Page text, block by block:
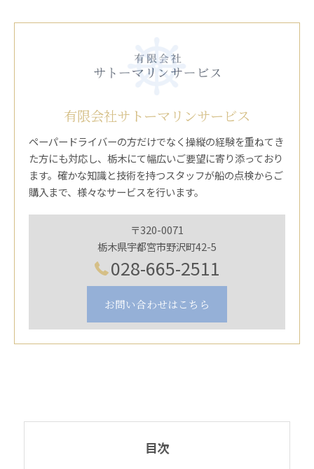
有限会社サトーマリンサービス
ペーパードライバーの方だけでなく操縦の経験を重ねてき
た方にも対応し、栃木にて幅広いご要望に寄り添っており
ます。確かな知識と技術を持つスタッフが船の点検からご
購入まで、様々なサービスを行います。
〒320-0071
栃木県宇都宮市野沢町42-5
028-665-2511
お問い合わせはこちら
目次